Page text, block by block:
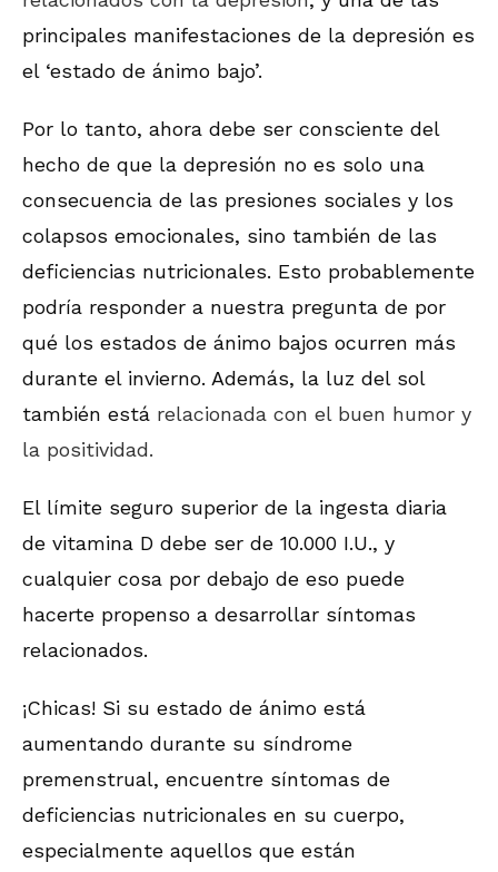
principales manifestaciones de la depresión es
el ‘estado de ánimo bajo’.
Por lo tanto, ahora debe ser consciente del
hecho de que la depresión no es solo una
consecuencia de las presiones sociales y los
colapsos emocionales, sino también de las
deficiencias nutricionales. Esto probablemente
podría responder a nuestra pregunta de por
qué los estados de ánimo bajos ocurren más
durante el invierno. Además, la luz del sol
también está relacionada con el buen humor y
la positividad.
El límite seguro superior de la ingesta diaria
de vitamina D debe ser de 10.000 I.U., y
cualquier cosa por debajo de eso puede
hacerte propenso a desarrollar síntomas
relacionados.
¡Chicas! Si su estado de ánimo está
aumentando durante su síndrome
premenstrual, encuentre síntomas de
deficiencias nutricionales en su cuerpo,
especialmente aquellos que están